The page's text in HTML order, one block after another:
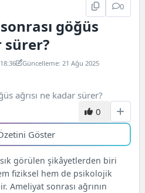
0
göğüs
sürer?
Güncelleme: 21 Ağu 2025
0
Göster
görülen şikâyetlerden biri
fiziksel hem de psikolojik
Ameliyat sonrası ağrının